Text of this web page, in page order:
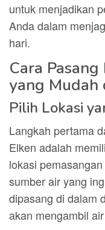
untuk menjadikan
Anda dalam
hari.
Cara
yang
Pilih Lokasi
Langkah pertama
Elken adalah
lokasi
sumber air yang
dipasang di dalam
akan mengambil